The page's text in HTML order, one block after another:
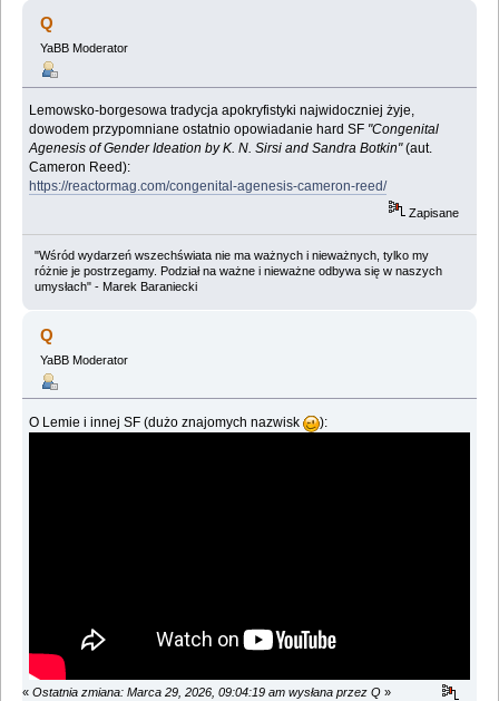
Q
YaBB Moderator
Lemowsko-borgesowa tradycja apokryfistyki najwidoczniej żyje,
dowodem przypomniane ostatnio opowiadanie hard SF "Congenital
Agenesis of Gender Ideation by K. N. Sirsi and Sandra Botkin"(aut.
Cameron Reed):
https://reactormag.com/congenital-agenesis-cameron-reed/
Zapisane
"Wśród wydarzeń wszechświata nie ma ważnych i nieważnych, tylko my
różnie je postrzegamy. Podział na ważne i nieważne odbywa się w naszych
umysłach" - Marek Baraniecki
Q
YaBB Moderator
O Lemie i innej SF (dużo znajomych nazwisk ):
« Ostatnia zmiana: Marca 29, 2026, 09:04:19 am wysłana przez Q »